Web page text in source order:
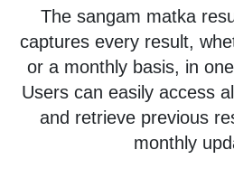
The sangam matka
captures every result,
or a monthly basis, in
Users can easily access
and retrieve previous
monthly